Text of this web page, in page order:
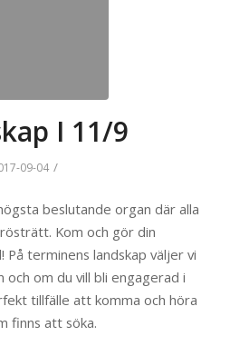
I 11/9
09-04 /
beslutande organ där alla
Kom och gör din
terminens landskap väljer vi
och om du vill bli engagerad i
tillfälle att komma och höra
finns att söka.